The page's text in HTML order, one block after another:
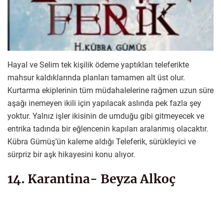
Hayal ve Selim tek kişilik ödeme yaptıkları teleferikte
mahsur kaldıklarında planları tamamen alt üst olur.
Kurtarma ekiplerinin tüm müdahalelerine rağmen uzun süre
aşağı inemeyen ikili için yapılacak aslında pek fazla şey
yoktur. Yalnız işler ikisinin de umduğu gibi gitmeyecek ve
entrika tadında bir eğlencenin kapıları aralanmış olacaktır.
Kübra Gümüş’ün kaleme aldığı Teleferik, sürükleyici ve
sürpriz bir aşk hikayesini konu alıyor.
14. Karantina- Beyza Alkoç